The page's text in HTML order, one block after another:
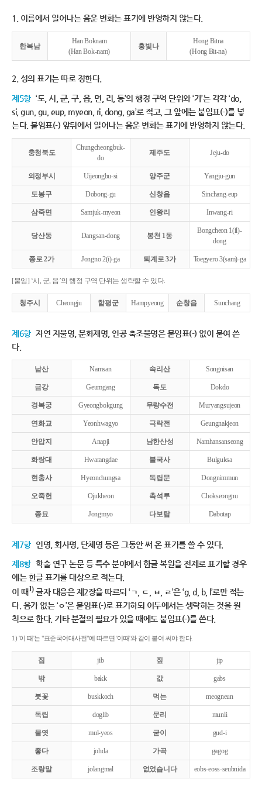
1. 이름에서 일어나는 음운 변화는 표기에 반영하지 않는다.
한복남
Han Boknam
(Han Bok-nam)
홍빛나
Hong Bitna
(Hong Bit-na)
2. 성의 표기는 따로 정한다.
제5항 ‘도, 시, 군, 구, 읍, 면, 리, 동’의 행정 구역 단위와 ‘가’는 각각 ‘do,
si, gun, gu, eup, myeon, ri, dong, ga’로 적고, 그 앞에는 붙임표(-)를 넣
는다. 붙임표(-) 앞뒤에서 일어나는 음운 변화는 표기에 반영하지 않는다.
충청북도
Chungcheongbuk-
do
제주도 Jeju-do
의정부시 Uijeongbu-si 양주군 Yangju-gun
도봉구 Dobong-gu 신창읍 Sinchang-eup
삼죽면 Samjuk-myeon 인왕리 Inwang-ri
당산동 Dangsan-dong 봉천 1동
Bongcheon 1(il)-
dong
종로 2가 Jongno 2(i)-ga 퇴계로 3가 Toegyero 3(sam)-ga
[붙임] ‘시, 군, 읍’의 행정 구역 단위는 생략할 수 있다.
청주시 Cheongju 함평군 Hampyeong 순창읍 Sunchang
제6항 자연 지물명, 문화재명, 인공 축조물명은 붙임표(-) 없이 붙여 쓴
다.
남산 Namsan 속리산 Songnisan
금강 Geumgang 독도 Dokdo
경복궁 Gyeongbokgung 무량수전 Muryangsujeon
연화교 Yeonhwagyo 극락전 Geungnakjeon
안압지 Anapji 남한산성 Namhansanseong
화랑대 Hwarangdae 불국사 Bulguksa
현충사 Hyeonchungsa 독립문 Dongnimmun
오죽헌 Ojukheon 촉석루 Chokseongnu
종묘 Jongmyo 다보탑 Dabotap
제7항 인명, 회사명, 단체명 등은 그동안 써 온 표기를 쓸 수 있다.
제8항 학술 연구 논문 등 특수 분야에서 한글 복원을 전제로 표기할 경우
에는 한글 표기를 대상으로 적는다.
이 때1)글자 대응은 제2장을 따르되 ‘ㄱ, ㄷ, ㅂ, ㄹ’은 ‘g, d, b, l’로만 적는
다. 음가 없는 ‘ㅇ’은 붙임표(-)로 표기하되 어두에서는 생략하는 것을 원
칙으로 한다. 기타 분절의 필요가 있을 때에도 붙임표(-)를 쓴다.
1) '이 때'는 "표준국어대사전"에 따르면 '이때'와 같이 붙여 써야 한다.
집 jib 짚 jip
밖 bakk 값 gabs
붓꽃 buskkoch 먹는 meogneun
독립 doglib 문리 munli
물엿 mul-yeos 굳이 gud-i
좋다 johda 가곡 gagog
조랑말 jolangmal 없었습니다 eobs-eoss-seubnida